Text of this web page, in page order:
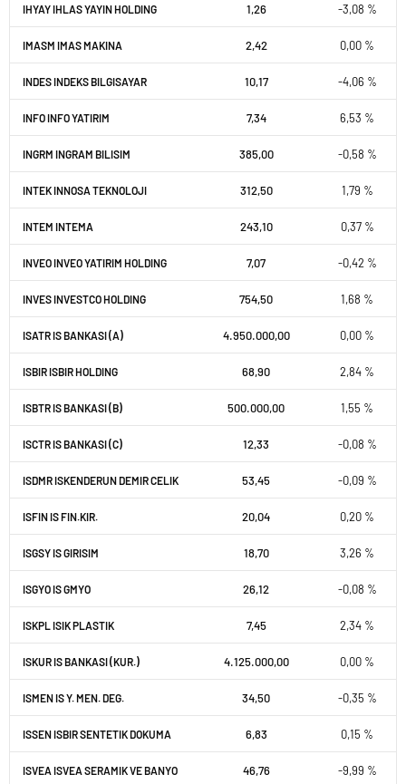
IHYAY IHLAS YAYIN HOLDING 1,26 -3,08 %
IMASM IMAS MAKINA 2,42 0,00 %
INDES INDEKS BILGISAYAR 10,17 -4,06 %
INFO INFO YATIRIM 7,34 6,53 %
INGRM INGRAM BILISIM 385,00 -0,58 %
INTEK INNOSA TEKNOLOJI 312,50 1,79 %
INTEM INTEMA 243,10 0,37 %
INVEO INVEO YATIRIM HOLDING 7,07 -0,42 %
INVES INVESTCO HOLDING 754,50 1,68 %
ISATR IS BANKASI (A) 4.950.000,00 0,00 %
ISBIR ISBIR HOLDING 68,90 2,84 %
ISBTR IS BANKASI (B) 500.000,00 1,55 %
ISCTR IS BANKASI (C) 12,33 -0,08 %
ISDMR ISKENDERUN DEMIR CELIK 53,45 -0,09 %
ISFIN IS FIN.KIR. 20,04 0,20 %
ISGSY IS GIRISIM 18,70 3,26 %
ISGYO IS GMYO 26,12 -0,08 %
ISKPL ISIK PLASTIK 7,45 2,34 %
ISKUR IS BANKASI (KUR.) 4.125.000,00 0,00 %
ISMEN IS Y. MEN. DEG. 34,50 -0,35 %
ISSEN ISBIR SENTETIK DOKUMA 6,83 0,15 %
ISVEA ISVEA SERAMIK VE BANYO 46,76 -9,99 %